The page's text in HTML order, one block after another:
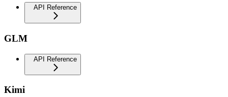
API Reference
GLM
API Reference
Kimi